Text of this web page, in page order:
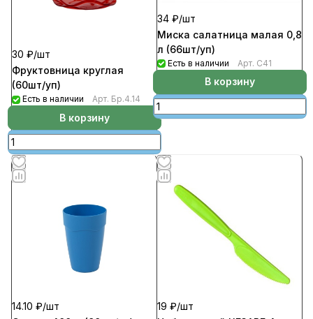
30 ₽/шт
Фруктовница круглая
(60шт/уп)
Есть в наличии Арт. Бр.4.14
В корзину
34 ₽/шт
Миска салатница малая 0,8
л (66шт/уп)
Есть в наличии Арт. С41
В корзину
14.10 ₽/шт
19 ₽/шт